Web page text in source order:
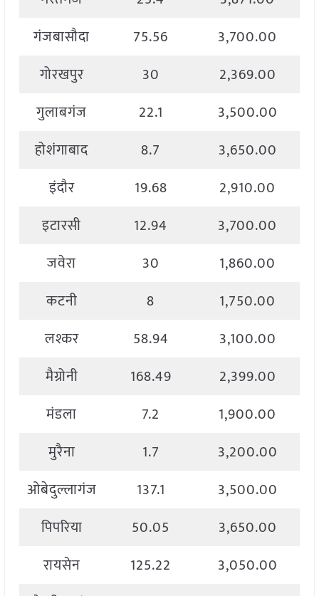
गंजबासौदा
75.56
3,700.00
गोरखपुर
30
2,369.00
गुलाबगंज
22.1
3,500.00
होशंगाबाद
8.7
3,650.00
इंदौर
19.68
2,910.00
इटारसी
12.94
3,700.00
जवेरा
30
1,860.00
कटनी
8
1,750.00
लश्कर
58.94
3,100.00
मैग्रोनी
168.49
2,399.00
मंडला
7.2
1,900.00
मुरैना
1.7
3,200.00
ओबेदुल्लागंज
137.1
3,500.00
पिपरिया
50.05
3,650.00
रायसेन
125.22
3,050.00